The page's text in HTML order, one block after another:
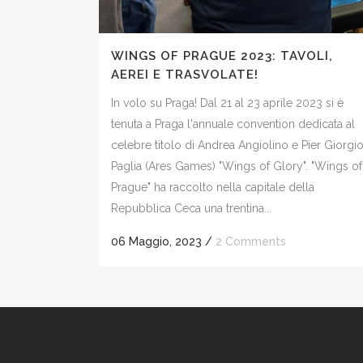
WINGS OF PRAGUE 2023: TAVOLI,
AEREI E TRASVOLATE!
In volo su Praga! Dal 21 al 23 aprile 2023 si è
tenuta a Praga l'annuale convention dedicata al
celebre titolo di Andrea Angiolino e Pier Giorgio
Paglia (Ares Games) "Wings of Glory". "Wings of
Prague" ha raccolto nella capitale della
Repubblica Ceca una trentina...
06 Maggio, 2023 / 2 Comments